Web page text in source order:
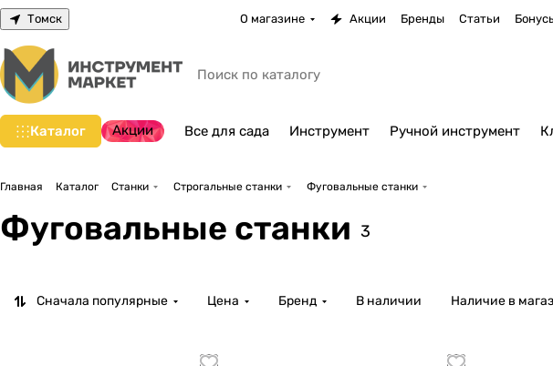
Томск О магазине Акции Бренды Статьи
Каталог Акции Все для сада Инструмент Ручной инструмент
Главная Каталог Станки Строгальные станки Фуговальные станки
Фуговальные станки 3
Сначала популярные Цена Бренд В наличии Наличие в